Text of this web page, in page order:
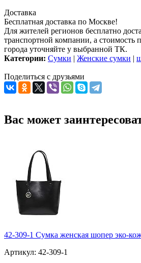
Доставка
Бесплатная доставка по Москве!
Для жителей регионов бесплатно
транспортной компании, а стоимость
города уточняйте у выбранной ТК.
Категории: Сумки | Женские сумки |
Поделиться с друзьями
Вас может
42-309-1 Сумка женская шопер эко-
Артикул: 42-309-1